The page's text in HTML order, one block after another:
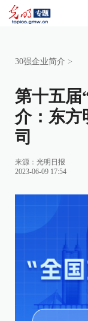
30强企业简介 >
第十五届
介：东方
司
来源： 光明日报
2023-06-09 17:54